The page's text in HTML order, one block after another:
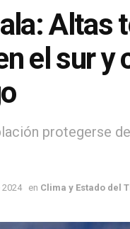
Altas
el sur
protegerse
en Clima y Estado del